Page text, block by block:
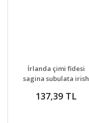
İrlanda çimi fidesi
sagina subulata irish
137,39 TL